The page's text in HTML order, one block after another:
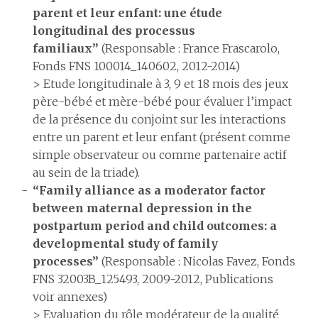
parent et leur enfant: une étude
longitudinal des processus
familiaux” (Responsable : France Frascarolo,
Fonds FNS 100014_140602, 2012-2014)
> Etude longitudinale à 3, 9 et 18 mois des jeux
père-bébé et mère-bébé pour évaluer l’impact
de la présence du conjoint sur les interactions
entre un parent et leur enfant (présent comme
simple observateur ou comme partenaire actif
au sein de la triade).
“Family alliance as a moderator factor
between maternal depression in the
postpartum period and child outcomes: a
developmental study of family
processes” (Responsable : Nicolas Favez, Fonds
FNS 32003B_125493, 2009-2012, Publications
voir annexes)
> Evaluation du rôle modérateur de la qualité